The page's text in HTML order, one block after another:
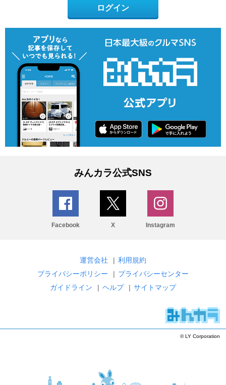
ログイン
みんカラ公式SNS
Facebook X Instagram
運営会社 | 利用規約
プライバシーポリシー
| プライバシーセンター
ガイドライン
| ヘルプ | サイトマップ
© LY Corporation